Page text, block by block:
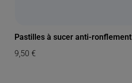
Pastilles à sucer anti-ronflement
9,50€